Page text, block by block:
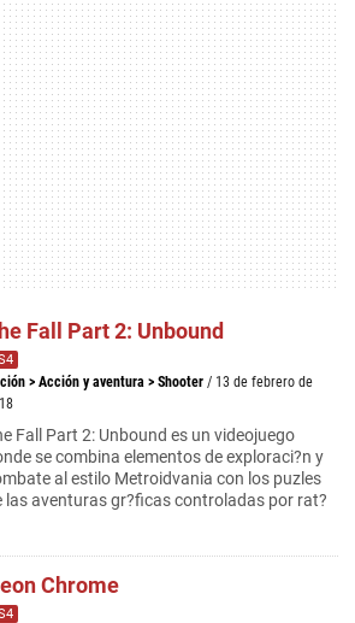
Fall Part 2: Unbound
> Acción y aventura > Shooter / 13 de febrero de
Fall Part 2: Unbound es un videojuego
se combina elementos de exploraci?n y
al estilo Metroidvania con los puzles
las aventuras gr?ficas controladas por rat?
Chrome